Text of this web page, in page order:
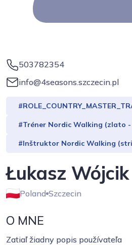
503782354
info@4seasons.szczecin.pl
#Tréner Nordic Walking (zlato
#Inštruktor Nordic Walking
Łukasz Wójcik
Poland Szczecin
O MNE
Zatiaľ žiadny popis používateľa